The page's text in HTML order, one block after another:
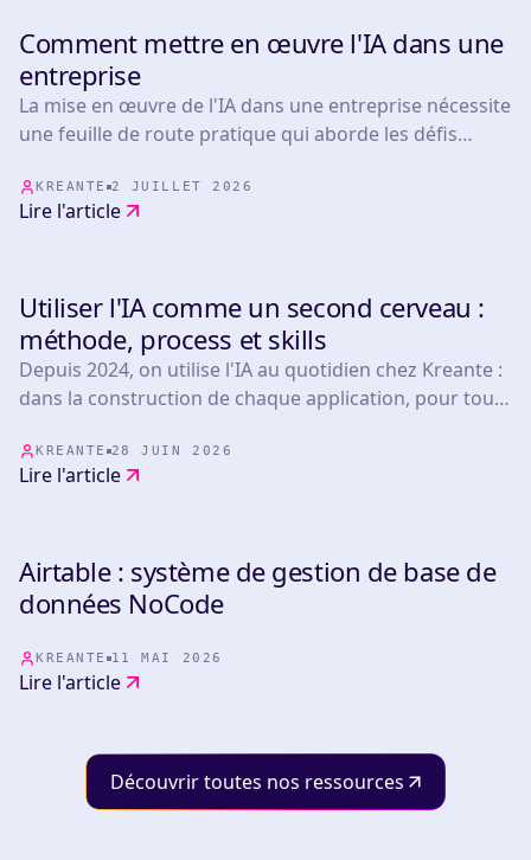
Comment mettre en œuvre l'IA dans une
entreprise
La mise en œuvre de l'IA dans une entreprise nécessite
une feuille de route pratique qui aborde les défis
KREANTE 2 JUILLET 2026
Lire l'article
Utiliser l'IA comme un second cerveau :
méthode, process et skills
Depuis 2024, on utilise l'IA au quotidien chez Kreante :
dans la construction de chaque application, pour tous
développe embarquent de l'IA ou non, toute l'équipe
bénéficie de notre maîtrise de ces outils.
KREANTE 28 JUIN 2026
Lire l'article
Airtable : système de gestion de base de
données NoCode
KREANTE 11 MAI 2026
Lire l'article
Découvrir toutes nos ressources